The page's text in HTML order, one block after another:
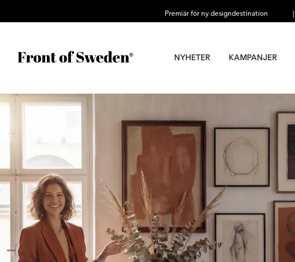
Premiär för ny designdestination |
NYHETER KAMPANJER